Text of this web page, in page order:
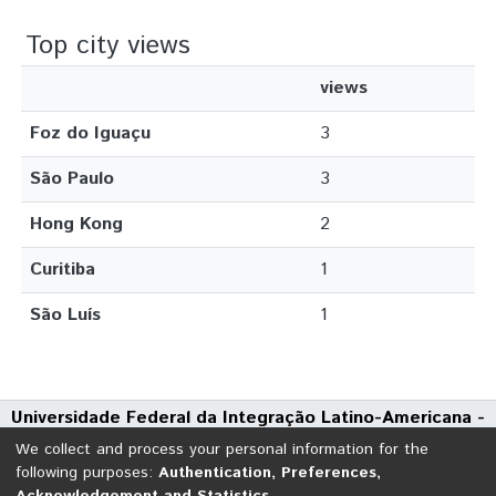
Top city views
views
Foz do Iguaçu
3
São Paulo
3
Hong Kong
2
Curitiba
1
São Luís
1
Universidade Federal da Integração Latino-Americana -
UNILA
Avenida Tarquínio Joslin dos Santos, 1000 - Polo Universitário
We collect and process your personal information for the
following purposes: Authentication, Preferences,